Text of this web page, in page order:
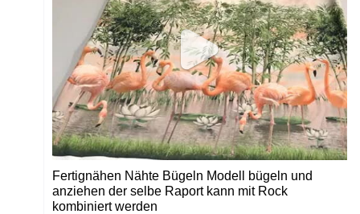
Fertignähen Nähte Bügeln Modell bügeln und
anziehen der selbe Raport kann mit Rock
kombiniert werden